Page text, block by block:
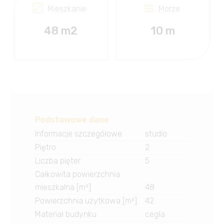
Mieszkanie
48 m2
Morze
10 m
Podstawowe dane
Informacje szczegółowe
studio
Piętro
2
Liczba pięter
5
Całkowita powierzchnia
mieszkalna [m²]
48
Powierzchnia użytkowa [m²]
42
Materiał budynku
cegła